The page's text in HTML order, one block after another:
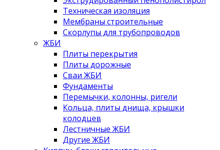
Техническая изоляция
Мембраны строительные
Скорлупы для трубопроводов
ЖБИ
Плиты перекрытия
Плиты дорожные
Сваи ЖБИ
Фундаменты
Перемычки, колонны, ригели
Кольца, плиты днища, крышки
колодцев
Лестничные ЖБИ
Другие ЖБИ